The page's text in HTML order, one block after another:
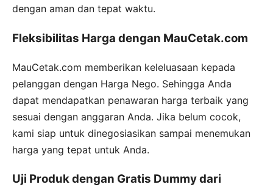
dengan aman dan tepat waktu.
Fleksibilitas Harga dengan MauCetak.com
MauCetak.com memberikan keleluasaan kepada
pelanggan dengan Harga Nego. Sehingga Anda
dapat mendapatkan penawaran harga terbaik yang
sesuai dengan anggaran Anda. Jika belum cocok,
kami siap untuk dinegosiasikan sampai menemukan
harga yang tepat untuk Anda.
Uji Produk dengan Gratis Dummy dari